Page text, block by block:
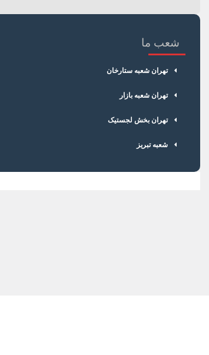
شعب ما
تهران شعبه ستارخان
تهران شعبه بازار
تهران بخش لجستیک
شعبه تبریز